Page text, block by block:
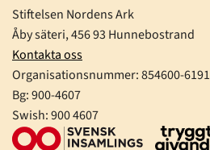
Stiftelsen Nordens Ark
Åby säteri, 456 93 Hunnebostrand
Kontakta oss
Organisationsnummer:854600-6191
Bg: 900-4607
Swish: 900 4607